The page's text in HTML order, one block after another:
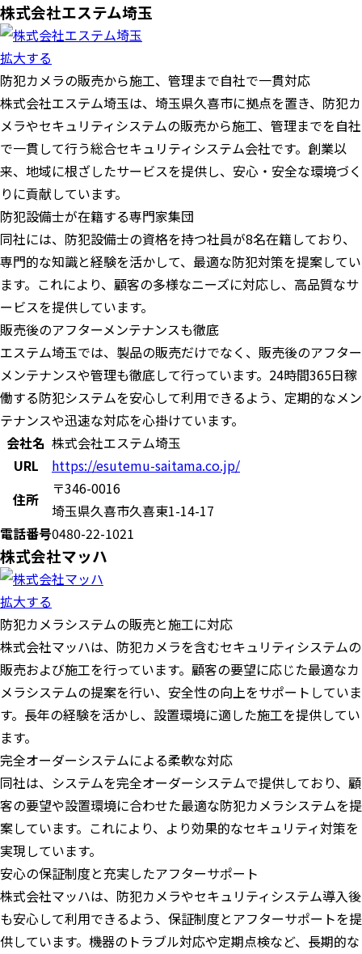
株式会社エステム埼玉
拡大する
防犯カメラの販売から施工、管理まで自社で一貫対応
​株式会社エステム埼玉は、埼玉県久喜市に拠点を置き、防犯カ
メラやセキュリティシステムの販売から施工、管理までを自社
で一貫して行う総合セキュリティシステム会社です。​創業以
来、地域に根ざしたサービスを提供し、安心・安全な環境づく
りに貢献しています。
防犯設備士が在籍する専門家集団
​同社には、防犯設備士の資格を持つ社員が8名在籍しており、
専門的な知識と経験を活かして、最適な防犯対策を提案してい
ます。​これにより、顧客の多様なニーズに対応し、高品質なサ
ービスを提供しています。
​販売後のアフターメンテナンスも徹底
エステム埼玉では、製品の販売だけでなく、販売後のアフター
メンテナンスや管理も徹底して行っています。​24時間365日稼
働する防犯システムを安心して利用できるよう、定期的なメン
テナンスや迅速な対応を心掛けています。
会社名 株式会社エステム埼玉
URL
https://esutemu-saitama.co.jp/
住所
〒346-0016
埼玉県久喜市久喜東1-14-17
電話番号0480-22-1021
株式会社マッハ
拡大する
防犯カメラシステムの販売と施工に対応
株式会社マッハは、防犯カメラを含むセキュリティシステムの
販売および施工を行っています。顧客の要望に応じた最適なカ
メラシステムの提案を行い、安全性の向上をサポートしていま
す。長年の経験を活かし、設置環境に適した施工を提供してい
ます。
完全オーダーシステムによる柔軟な対応​
同社は、システムを完全オーダーシステムで提供しており、顧
客の要望や設置環境に合わせた最適な防犯カメラシステムを提
案しています。​これにより、より効果的なセキュリティ対策を
実現しています。
安心の保証制度と充実したアフターサポート
株式会社マッハは、防犯カメラやセキュリティシステム導入後
も安心して利用できるよう、保証制度とアフターサポートを提
供しています。機器のトラブル対応や定期点検など、長期的な